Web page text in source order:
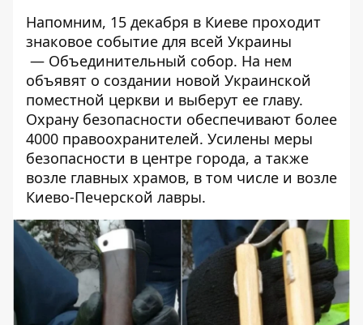
Напомним, 15 декабря в Киеве проходит
знаковое событие для всей Украины
— Объединительный собор. На нем
объявят о создании новой Украинской
поместной церкви и выберут ее главу.
Охрану безопасности обеспечивают более
4000 правоохранителей. Усилены меры
безопасности в центре города, а также
возле главных храмов, в том числе и возле
Киево-Печерской лавры.